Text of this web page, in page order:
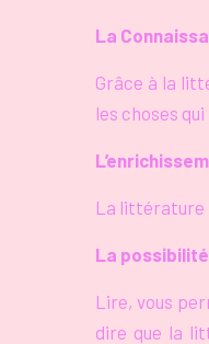
La
Grâce à la
les choses
La littérature
La
Lire, vous
dire que la